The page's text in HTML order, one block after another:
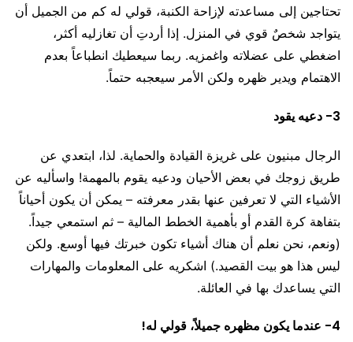
تحتاجين إلى مساعدته لإزاحة الكنبة، قولي له كم من الجميل أن
يتواجد شخصٌ قوي في المنزل. إذا أردتِ أن تغازليه أكثر،
اضغطي على عضلاته واغمزيه. ربما سيعطيك انطباعاً بعدم
الاهتمام ويدير ظهره ولكن الأمر سيعجبه حتماً.
3- دعيه يقود
الرجال مبنيون على غريزة القيادة والحماية. لذا، ابتعدي عن
طريق زوجك في بعض الأحيان ودعيه يقوم بالمهمة! واسأليه عن
الأشياء التي لا تعرفين عنها بقدر معرفته – يمكن أن يكون أحياناً
بتفاهة كرة القدم أو بأهمية الخطط المالية – ثم استمعي جيداً.
(ونعم، نحن نعلم أن هناك أشياء تكون خبرتك فيها أوسع. ولكن
ليس هذا هو بيت القصيد.) اشكريه على المعلومات والمهارات
التي يساعدك بها في العائلة.
4- عندما يكون مظهره جميلاً، قولي له!